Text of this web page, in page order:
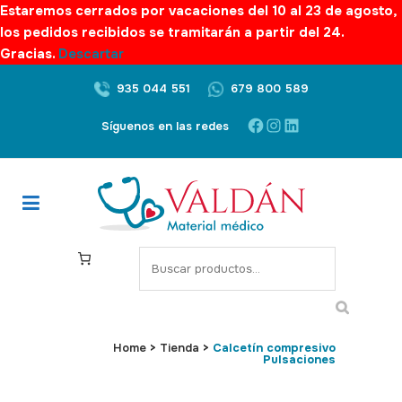
Estaremos cerrados por vacaciones del 10 al 23 de agosto,
los pedidos recibidos se tramitarán a partir del 24.
Gracias. Descartar
935 044 551 679 800 589
Síguenos en las redes Facebook
Instagram
LinkedIn
S
e
c
Home > Tienda > Calcetín compresivo
Pulsaciones